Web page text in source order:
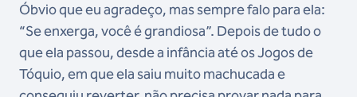
Óbvio que eu agradeço, mas sempre falo para ela:
“Se enxerga, você é grandiosa”. Depois de tudo o
que ela passou, desde a infância até os Jogos de
Tóquio, em que ela saiu muito machucada e